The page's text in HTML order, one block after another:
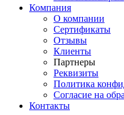
Компания
О компании
Сертификаты
Отзывы
Клиенты
Партнеры
Реквизиты
Политика
Согласие на
Контакты